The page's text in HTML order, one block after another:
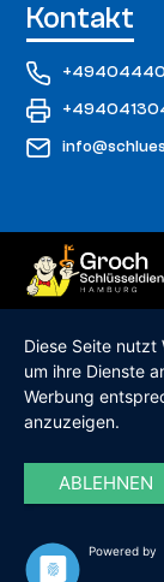
Kontakt
Diese Seite nutzt
um ihre Dienste
Werbung
anzuzeigen.
ABLEHNEN
Powered by